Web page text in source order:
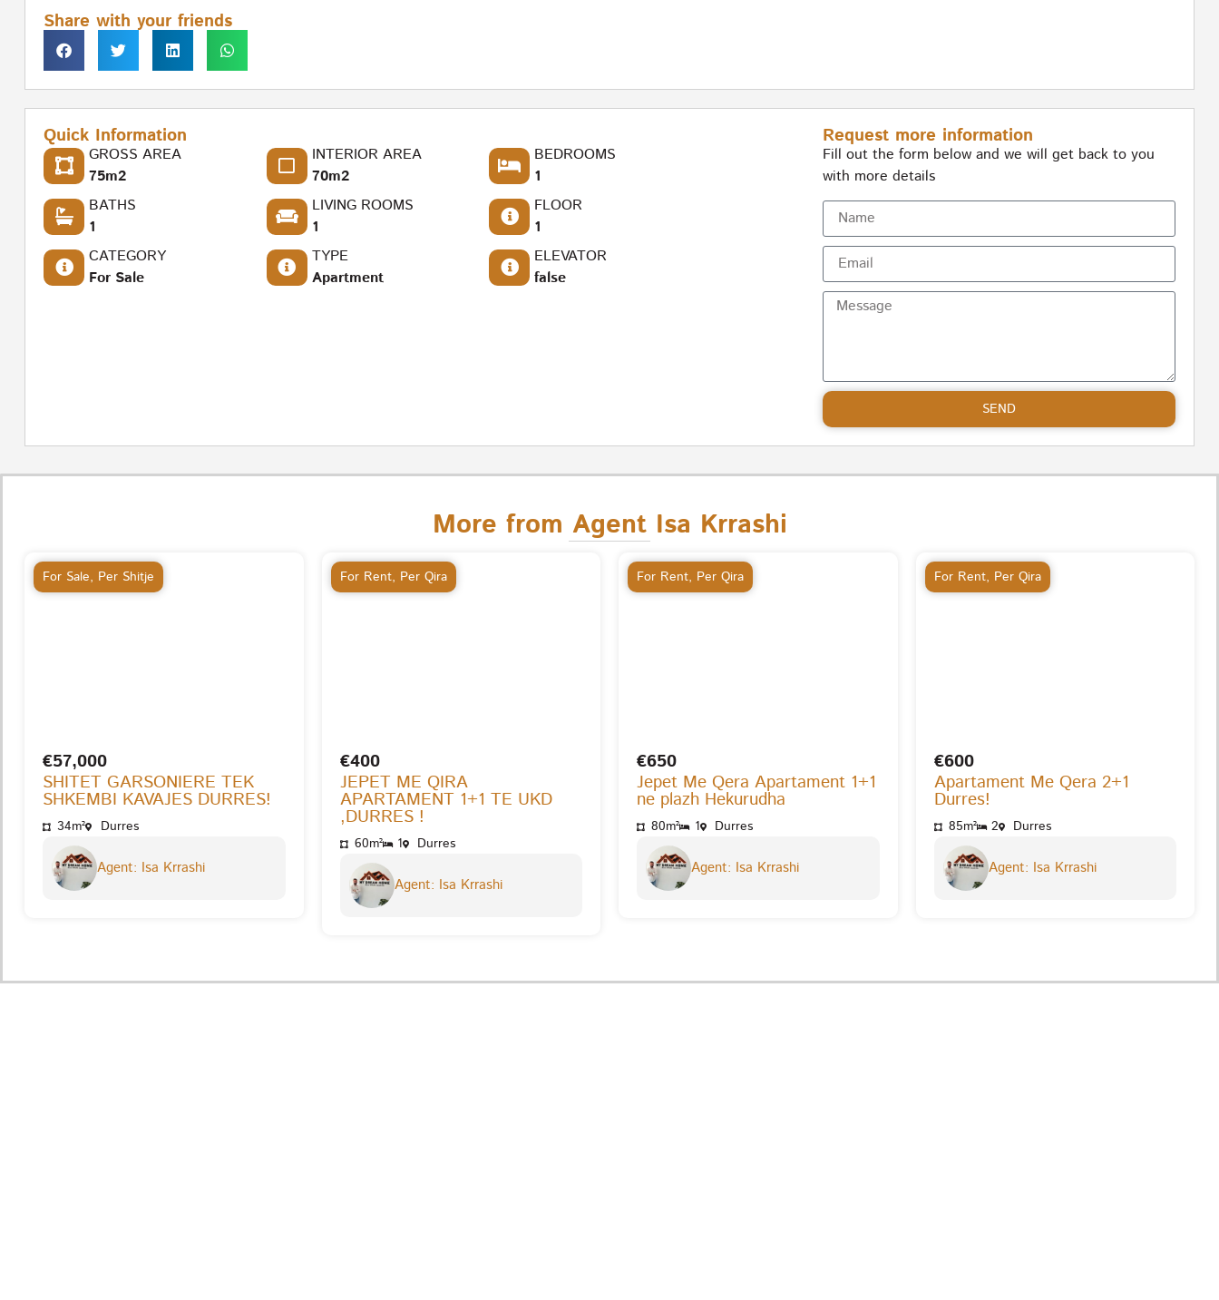
Share with your friends
Quick Information
GROSS AREA
75m2
INTERIOR AREA
70m2
BEDROOMS
1
BATHS
1
LIVING ROOMS
1
FLOOR
1
CATEGORY
For Sale
TYPE
Apartment
ELEVATOR
false
Request more information
Fill out the form below and we will get back to you
with more details
SEND
More from Agent Isa Krrashi
For Sale, Per Shitje
€57,000
SHITET GARSONIERE TEK
SHKEMBI KAVAJES DURRES!
34m² Durres
Agent: Isa Krrashi
For Rent, Per Qira
€400
JEPET ME QIRA
APARTAMENT 1+1 TE UKD
,DURRES !
60m² 1 Durres
Agent: Isa Krrashi
For Rent, Per Qira
€650
Jepet Me Qera Apartament 1+1
ne plazh Hekurudha
80m² 1 Durres
Agent: Isa Krrashi
For Rent, Per Qira
€600
Apartament Me Qera 2+1
Durres!
85m² 2 Durres
Agent: Isa Krrashi